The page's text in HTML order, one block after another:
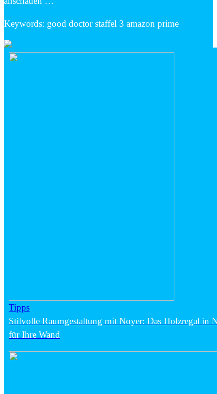
Keywords: good doctor staffel 3 amazon prime
Tipps
Stilvolle Raumgestaltung mit Noyer: Das Holzregal in
für Ihre Wand